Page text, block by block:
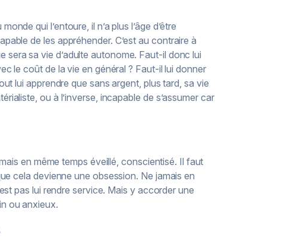
qui l’entoure, il n’a plus l’âge d’être
de les appréhender. C’est au contraire à
sera sa vie d’adulte autonome. Faut-il donc lui
le coût de la vie en général ? Faut-il lui donner
lui apprendre que sans argent, plus tard, sa vie
ou à l’inverse, incapable de s’assumer car
en même temps éveillé, conscientisé. Il faut
cela devienne une obsession. Ne jamais en
pas lui rendre service. Mais y accorder une
ou anxieux.